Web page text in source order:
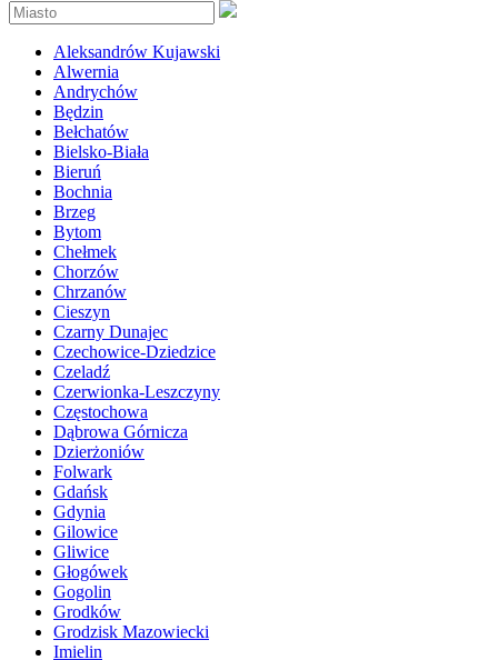
Aleksandrów Kujawski
Alwernia
Andrychów
Będzin
Bełchatów
Bielsko-Biała
Bieruń
Bochnia
Brzeg
Bytom
Chełmek
Chorzów
Chrzanów
Cieszyn
Czarny Dunajec
Czechowice-Dziedzice
Czeladź
Czerwionka-Leszczyny
Częstochowa
Dąbrowa Górnicza
Dzierżoniów
Folwark
Gdańsk
Gdynia
Gilowice
Gliwice
Głogówek
Gogolin
Grodków
Grodzisk Mazowiecki
Imielin